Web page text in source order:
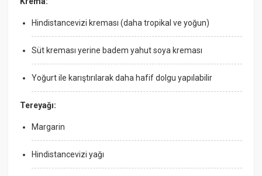
Hindistancevizi kreması (daha tropikal ve yoğun)
Süt kreması yerine badem yahut soya kreması
Yoğurt ile karıştırılarak daha hafif dolgu yapılabilir
Tereyağı:
Margarin
Hindistancevizi yağı